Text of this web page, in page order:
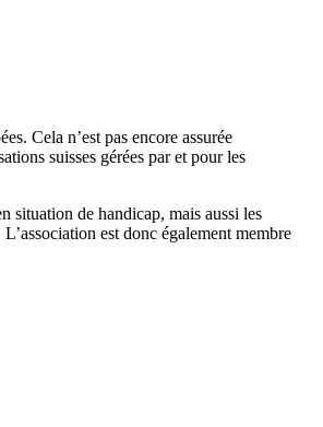
Cela n’est pas encore assurée
suisses gérées par et pour les
situation de handicap, mais aussi les
L’association est donc également membre